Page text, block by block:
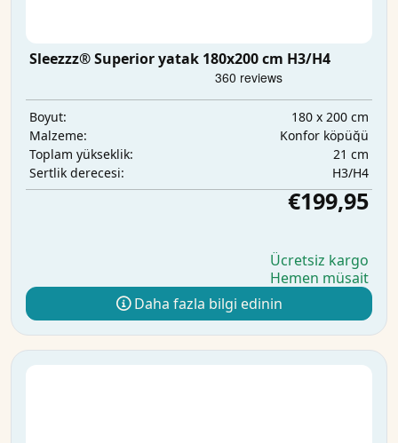
Sleezzz® Superior yatak 180x200 cm H3/H4
Boyut:
180 x 200 cm
Malzeme:
Konfor köpüğü
Toplam yükseklik:
21 cm
Sertlik derecesi:
H3/H4
€199,95
Ücretsiz kargo
Hemen müsait
Daha fazla bilgi edinin